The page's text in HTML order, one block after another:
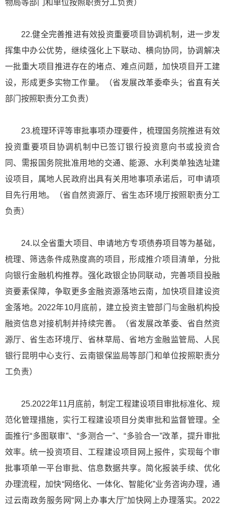
物局等部门和单位按照职责分工负责）
22.健全完善推进有效投资重要项目协调机制，进一步发
挥集中办公优势，继续强化上下联动、横向协同，协调解决
一批重大项目推进存在的堵点、难点问题，加快项目开工建
设，形成更多实物工作量。（省发展改革委牵头；省直有关
部门按照职责分工负责）
23.梳理环评等审批事项办理要件，梳理国务院推进有效
投资重要项目协调机制中已签订银行投资意向书或投资合
同、需报国务院批准用地的交通、能源、水利类单独选址建
设项目，属地人民政府出具有关用地事项承诺后，可申请项
目先行用地。（省自然资源厅、省生态环境厅按照职责分工
负责）
24.以全省重大项目、申请地方专项债券项目等为基础，
梳理、筛选条件成熟度高的项目，形成推介项目清单，分批
向银行金融机构推荐。强化政银企协同联动，完善项目投融
资要素保障，争取更多金融资源落地云南，加快项目建设资
金落地。2022年10月底前，建立投资主管部门与金融机构投
融资信息对接机制并持续完善。（省发展改革委、省自然资
源厅、省生态环境厅、省林草局、省地方金融监管局、人民
银行昆明中心支行、云南银保监局等部门和单位按照职责分
工负责）
25.2022年11月底前，制定工程建设项目审批标准化、规
范化管理措施，实行工程建设项目分类审批和监督管理。全
面推行“多图联审”、“多测合一”、“多验合一”改革，提升审批
效率。统一投资项目、工程建设项目网上报件，实现每个审
批事项单一平台审批、信息数据共享。简化报装手续、优化
办理流程，加快“网络化、一体化、智能化”业务咨询办理，通
过云南政务服务网“网上办事大厅”加快网上办理落实。2022